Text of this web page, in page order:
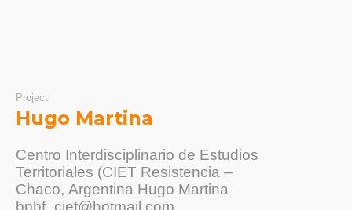
Project
Hugo Martina
Centro Interdisciplinario de Estudios
Territoriales (CIET Resistencia –
Chaco, Argentina Hugo Martina
bpbf_ciet@hotmail.com